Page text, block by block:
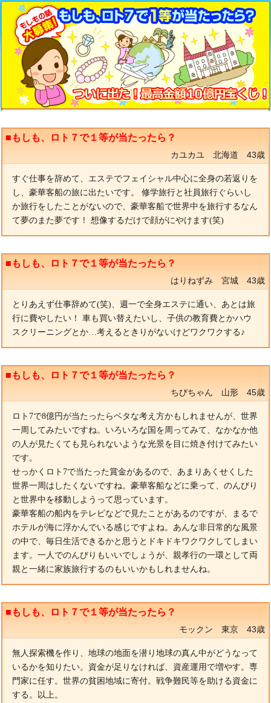
■もしも、ロト７で１等が当たったら？
カユカユ 北海道 43歳
すぐ仕事を辞めて、エステでフェイシャル中心に全身の若返りを
し、豪華客船の旅に出たいです。 修学旅行と社員旅行ぐらいし
か旅行をしたことがないので、豪華客船で世界中を旅行するなん
て夢のまた夢です！ 想像するだけで顔がにやけます(笑)
■もしも、ロト７で１等が当たったら？
はりねずみ 宮城 43歳
とりあえず仕事辞めて(笑)、週一で全身エステに通い、あとは旅
行に費やしたい！ 車も買い替えたいし、子供の教育費とかハウ
スクリーニングとか…考えるときりがないけどワクワクする♪
■もしも、ロト７で１等が当たったら？
ちびちゃん 山形 45歳
ロト7で8億円が当たったらベタな考え方かもしれませんが、世界
一周してみたいですね。いろいろな国を周ってみて、なかなか他
の人が見たくても見られないような光景を目に焼き付けてみたい
です。
せっかくロト7で当たった賞金があるので、あまりあくせくした
世界一周はしたくないですね。豪華客船などに乗って、のんびり
と世界中を移動しようって思っています。
豪華客船の船内をテレビなどで見たことがあるのですが、まるで
ホテルが海に浮かんでいる感じですよね。あんな非日常的な風景
の中で、毎日生活できるかと思うとドキドキワクワクしてしまい
ます。一人でのんびりもいいでしょうが、親孝行の一環として両
親と一緒に家族旅行するのもいいかもしれませんね。
■もしも、ロト７で１等が当たったら？
モックン 東京 43歳
無人探索機を作り、地球の地面を潜り地球の真ん中がどうなって
いるかを知りたい。資金が足りなければ、資産運用で増やす。専
門家に任す。世界の貧困地域に寄付。戦争難民等を助ける資金に
する。以上。